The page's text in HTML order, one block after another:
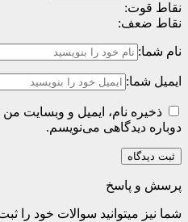
نقاط قوت:
نقاط ضعف:
نام شما:
ایمیل شما:
ذخیره نام، ایمیل و وبسایت
دوباره دیدگاهی می‌نویسم.
پرسش و پاسخ
شما نیز میتوانید سوالات خود را